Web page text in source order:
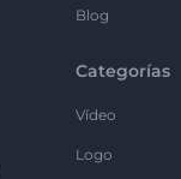
Blog
Categorías
Vídeo
Logo